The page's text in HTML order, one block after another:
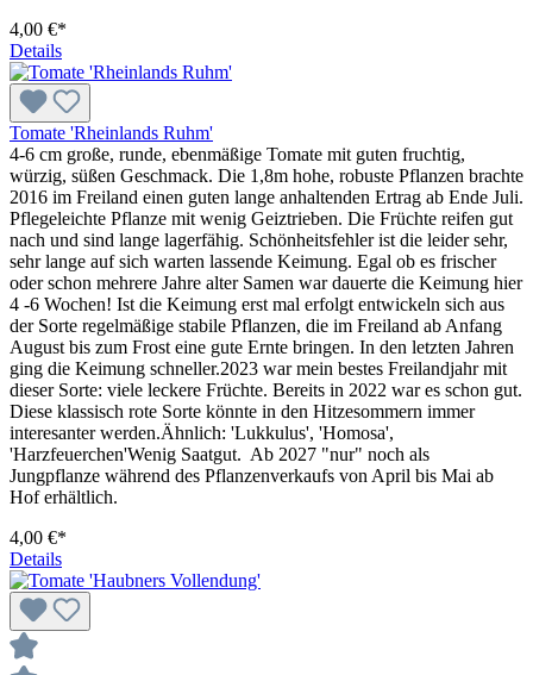
4,00 €*
Details
Tomate 'Rheinlands Ruhm'
4-6 cm große, runde, ebenmäßige Tomate mit guten fruchtig,
würzig, süßen Geschmack. Die 1,8m hohe, robuste Pflanzen brachte
2016 im Freiland einen guten lange anhaltenden Ertrag ab Ende Juli.
Pflegeleichte Pflanze mit wenig Geiztrieben. Die Früchte reifen gut
nach und sind lange lagerfähig. Schönheitsfehler ist die leider sehr,
sehr lange auf sich warten lassende Keimung. Egal ob es frischer
oder schon mehrere Jahre alter Samen war dauerte die Keimung hier
4 -6 Wochen! Ist die Keimung erst mal erfolgt entwickeln sich aus
der Sorte regelmäßige stabile Pflanzen, die im Freiland ab Anfang
August bis zum Frost eine gute Ernte bringen. In den letzten Jahren
ging die Keimung schneller.2023 war mein bestes Freilandjahr mit
dieser Sorte: viele leckere Früchte. Bereits in 2022 war es schon gut.
Diese klassisch rote Sorte könnte in den Hitzesommern immer
interesanter werden.Ähnlich: 'Lukkulus', 'Homosa',
'Harzfeuerchen'Wenig Saatgut. Ab 2027 "nur" noch als
Jungpflanze während des Pflanzenverkaufs von April bis Mai ab
Hof erhältlich.
4,00 €*
Details